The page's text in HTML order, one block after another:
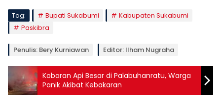
Tag: Bupati Sukabumi
Kabupaten Sukabumi
Paskibra
Penulis: Bery Kurniawan Editor: Ilham Nugraha
Kobaran Api Besar di Palabuhanratu, Warga
Panik Akibat Kebakaran